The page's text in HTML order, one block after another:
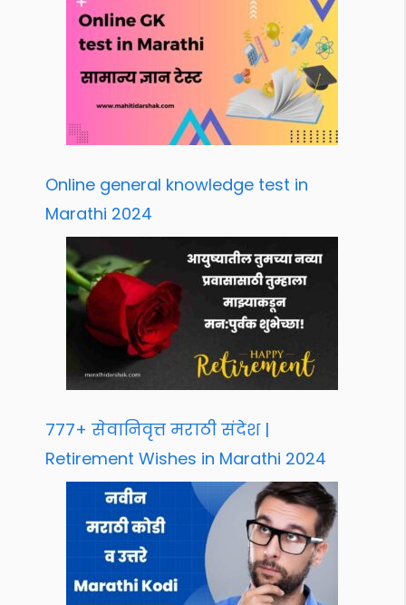
Online general knowledge test in
Marathi 2024
777+ सेवानिवृत्त मराठी संदेश |
Retirement Wishes in Marathi 2024